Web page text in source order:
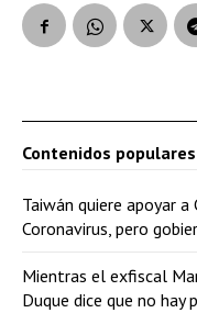
Contenidos populares
Taiwán quiere apoyar
Coronavirus, pero
Mientras el exfiscal
Duque dice que no